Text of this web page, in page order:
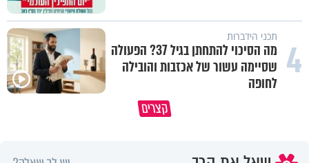
4 תכני הידברות
מה הסיכוי להתחתן בגיל 37? הפעולה
שסיימה עשור של אכזבות והובילה
לחופה
קצרים